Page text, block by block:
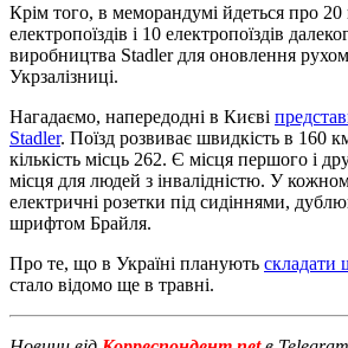
Крім того, в меморандумі йдеться про 20
електропоїздів і 10 електропоїздів
виробництва Stadler для оновлення
Укрзалізниці.
Нагадаємо, напередодні в Києві
Stadler. Поїзд розвиває швидкість в 160
кількість місць 262. Є місця першого і
місця для людей з інвалідністю. У
електричні розетки під сидіннями,
шрифтом Брайля.
Про те, що в Україні планують складати
стало відомо ще в травні.